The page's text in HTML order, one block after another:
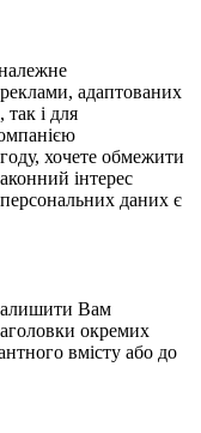
адаптованих
і для
хочете обмежити
інтерес
даних є
Вам
окремих
вмісту або до